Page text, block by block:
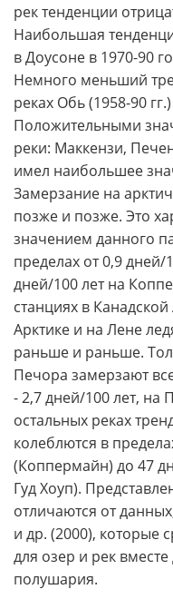
рек тенденции
Наибольшая
в Доусоне в 1970-90
Немного меньший
реках Обь (1958-90
Положительными
реки: Маккензи,
имел наибольшее
Замерзание на
позже и позже. Это
значением данного
пределах от 0,9 дней/
дней/100 лет на
станциях в
Арктике и на Лене
раньше и раньше.
Печора замерзают
- 2,7 дней/100 лет, на
остальных реках
колеблются в
(Коппермайн) до 47
Гуд Хоуп).
отличаются от
и др. (2000), которые
для озер и рек
полушария.